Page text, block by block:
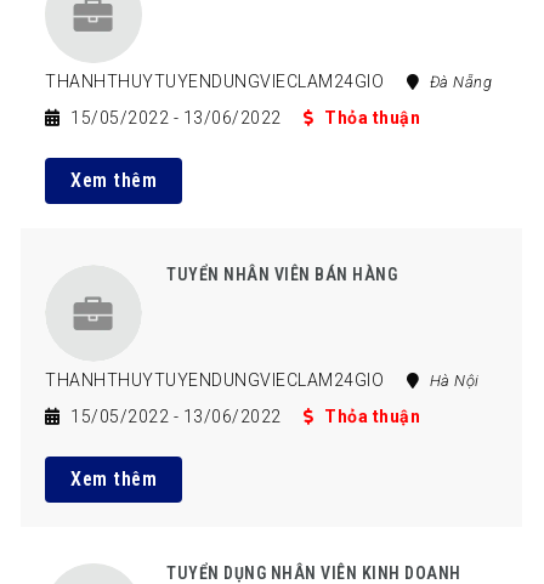
THANHTHUYTUYENDUNGVIECLAM24GIO Đà Nẵng
15/05/2022 - 13/06/2022 Thỏa thuận
Xem thêm
TUYỂN NHÂN VIÊN BÁN HÀNG
THANHTHUYTUYENDUNGVIECLAM24GIO Hà Nội
15/05/2022 - 13/06/2022 Thỏa thuận
Xem thêm
TUYỂN DỤNG NHÂN VIÊN KINH DOANH